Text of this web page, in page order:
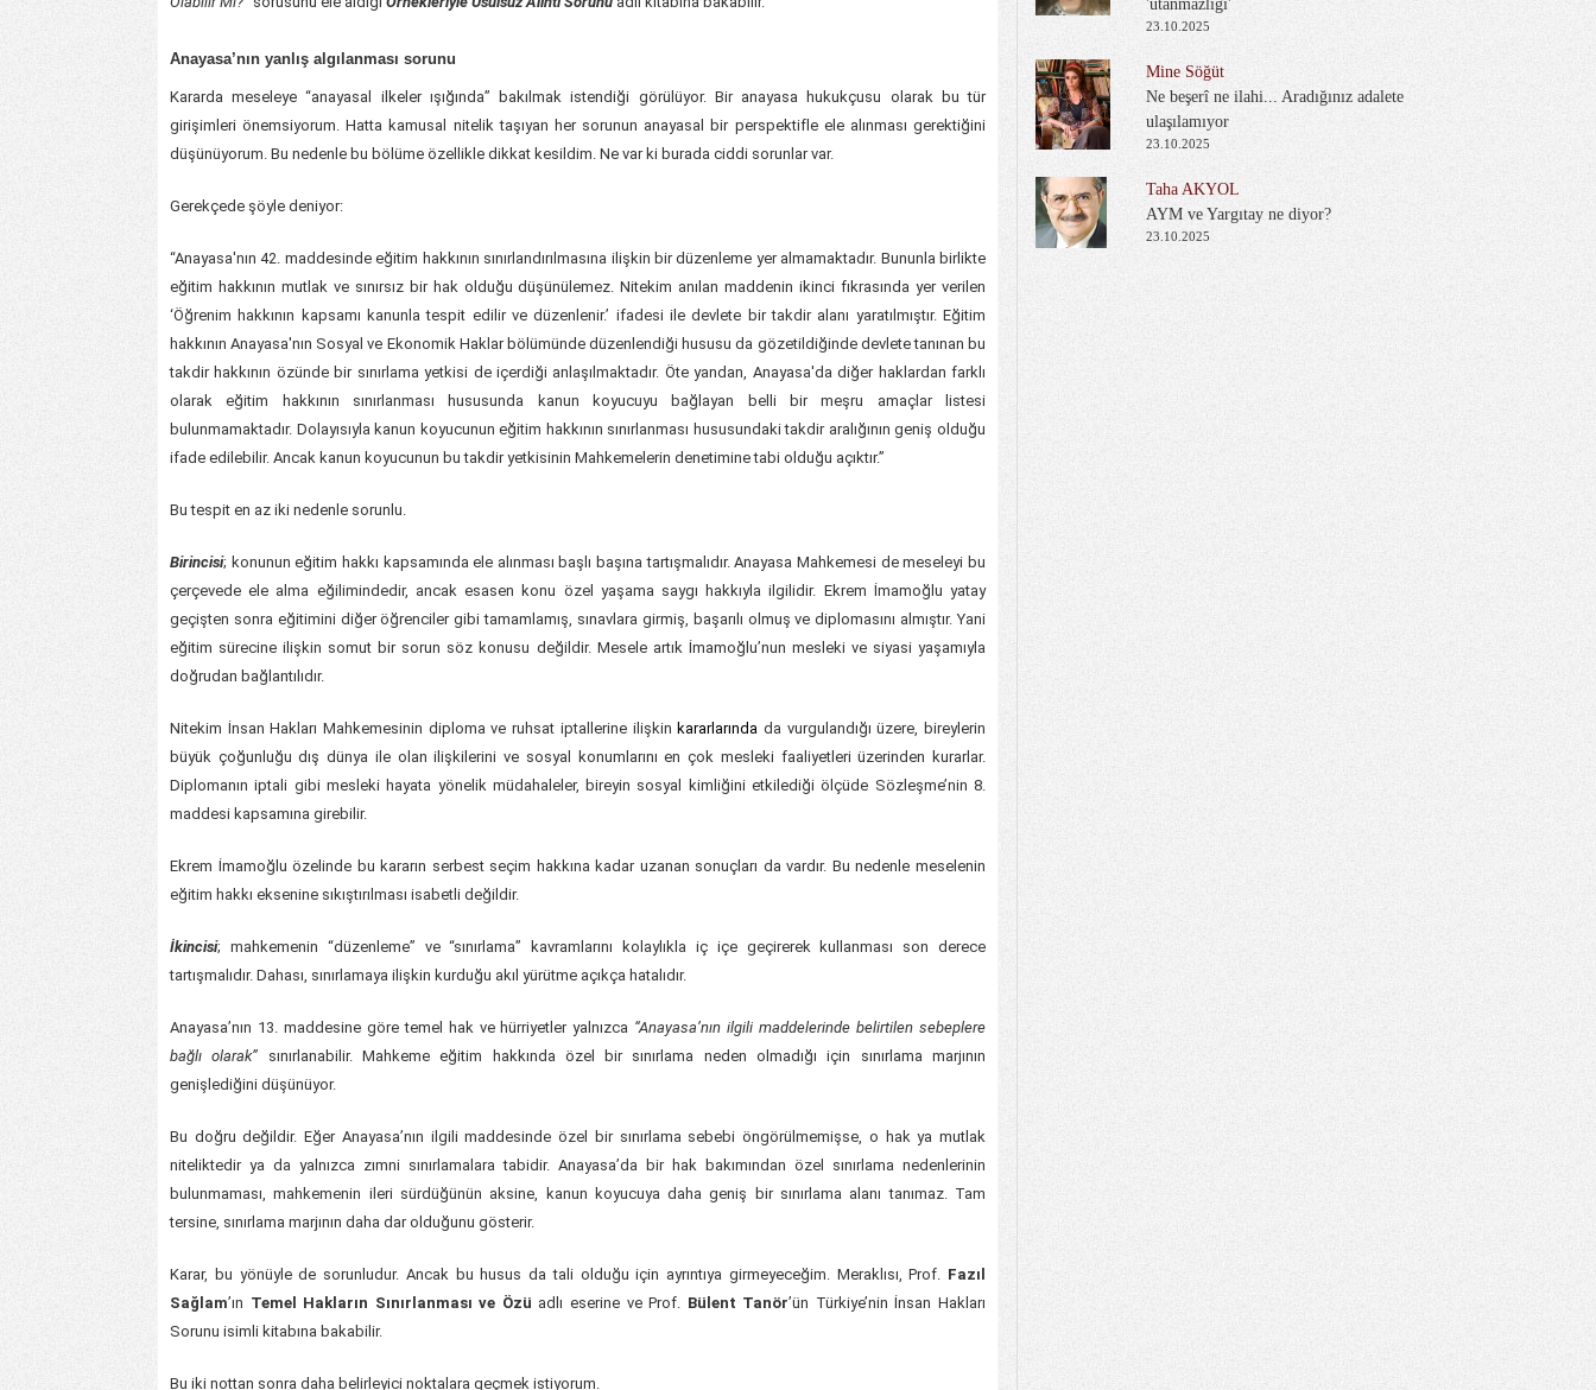
Anayasa’nın yanlış algılanması sorunu
Kararda meseleye “anayasal ilkeler ışığında” bakılmak istendiği görülüyor. Bir anayasa hukukçusu olarak bu tür
girişimleri önemsiyorum. Hatta kamusal nitelik taşıyan her sorunun anayasal bir perspektifle ele alınması gerektiğini
düşünüyorum. Bu nedenle bu bölüme özellikle dikkat kesildim. Ne var ki burada ciddi sorunlar var.
Gerekçede şöyle deniyor:
“Anayasa'nın 42. maddesinde eğitim hakkının sınırlandırılmasına ilişkin bir düzenleme yer almamaktadır. Bununla birlikte
eğitim hakkının mutlak ve sınırsız bir hak olduğu düşünülemez. Nitekim anılan maddenin ikinci fıkrasında yer verilen
‘Öğrenim hakkının kapsamı kanunla tespit edilir ve düzenlenir.’ ifadesi ile devlete bir takdir alanı yaratılmıştır. Eğitim
hakkının Anayasa'nın Sosyal ve Ekonomik Haklar bölümünde düzenlendiği hususu da gözetildiğinde devlete tanınan bu
takdir hakkının özünde bir sınırlama yetkisi de içerdiği anlaşılmaktadır. Öte yandan, Anayasa'da diğer haklardan farklı
olarak eğitim hakkının sınırlanması hususunda kanun koyucuyu bağlayan belli bir meşru amaçlar listesi
bulunmamaktadır. Dolayısıyla kanun koyucunun eğitim hakkının sınırlanması hususundaki takdir aralığının geniş olduğu
ifade edilebilir. Ancak kanun koyucunun bu takdir yetkisinin Mahkemelerin denetimine tabi olduğu açıktır.”
Bu tespit en az iki nedenle sorunlu.
Birincisi; konunun eğitim hakkı kapsamında ele alınması başlı başına tartışmalıdır. Anayasa Mahkemesi de meseleyi bu
çerçevede ele alma eğilimindedir, ancak esasen konu özel yaşama saygı hakkıyla ilgilidir. Ekrem İmamoğlu yatay
geçişten sonra eğitimini diğer öğrenciler gibi tamamlamış, sınavlara girmiş, başarılı olmuş ve diplomasını almıştır. Yani
eğitim sürecine ilişkin somut bir sorun söz konusu değildir. Mesele artık İmamoğlu’nun mesleki ve siyasi yaşamıyla
doğrudan bağlantılıdır.
Nitekim İnsan Hakları Mahkemesinin diploma ve ruhsat iptallerine ilişkin kararlarında da vurgulandığı üzere, bireylerin
büyük çoğunluğu dış dünya ile olan ilişkilerini ve sosyal konumlarını en çok mesleki faaliyetleri üzerinden kurarlar.
Diplomanın iptali gibi mesleki hayata yönelik müdahaleler, bireyin sosyal kimliğini etkilediği ölçüde Sözleşme’nin 8.
maddesi kapsamına girebilir.
Ekrem İmamoğlu özelinde bu kararın serbest seçim hakkına kadar uzanan sonuçları da vardır. Bu nedenle meselenin
eğitim hakkı eksenine sıkıştırılması isabetli değildir.
İkincisi; mahkemenin “düzenleme” ve “sınırlama” kavramlarını kolaylıkla iç içe geçirerek kullanması son derece
tartışmalıdır. Dahası, sınırlamaya ilişkin kurduğu akıl yürütme açıkça hatalıdır.
Anayasa’nın 13. maddesine göre temel hak ve hürriyetler yalnızca “Anayasa’nın ilgili maddelerinde belirtilen sebeplere
bağlı olarak” sınırlanabilir. Mahkeme eğitim hakkında özel bir sınırlama neden olmadığı için sınırlama marjının
genişlediğini düşünüyor.
Bu doğru değildir. Eğer Anayasa’nın ilgili maddesinde özel bir sınırlama sebebi öngörülmemişse, o hak ya mutlak
niteliktedir ya da yalnızca zımni sınırlamalara tabidir. Anayasa’da bir hak bakımından özel sınırlama nedenlerinin
bulunmaması, mahkemenin ileri sürdüğünün aksine, kanun koyucuya daha geniş bir sınırlama alanı tanımaz. Tam
tersine, sınırlama marjının daha dar olduğunu gösterir.
Karar, bu yönüyle de sorunludur. Ancak bu husus da tali olduğu için ayrıntıya girmeyeceğim. Meraklısı, Prof. Fazıl
Sağlam’ın Temel Hakların Sınırlanması ve Özü adlı eserine ve Prof. Bülent Tanör’ün Türkiye’nin İnsan Hakları
Sorunu isimli kitabına bakabilir.
Bu iki nottan sonra daha belirleyici noktalara geçmek istiyorum.
'utanmazlığı'
23.10.2025
Mine Söğüt
Ne beşerî ne ilahi... Aradığınız adalete
ulaşılamıyor
23.10.2025
Taha AKYOL
AYM ve Yargıtay ne diyor?
23.10.2025